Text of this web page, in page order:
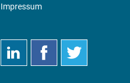
Impressum